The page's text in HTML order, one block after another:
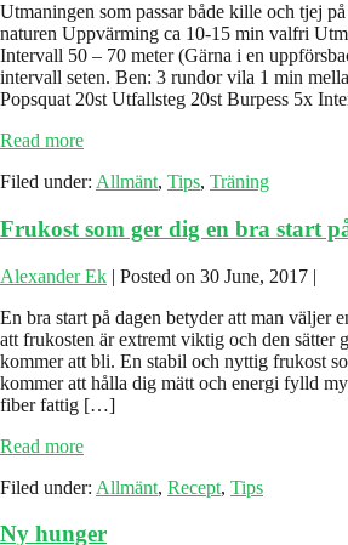
Utmaningen som passar både kille och tjej
naturen Uppvärming ca 10-15 min valfri
Intervall 50 – 70 meter (Gärna i en
intervall seten. Ben: 3 rundor vila 1 min
Popsquat 20st Utfallsteg 20st Burpess 5x
Read moreUtmaningen
Filed under: Allmänt, Tips, Träning
Frukost som ger dig en bra start
Alexander Ek | Posted on 30 June, 2017 |
En bra start på dagen betyder att man väljer
att frukosten är extremt viktig och den sätter
kommer att bli. En stabil och nyttig frukost
kommer att hålla dig mätt och energi fylld
fiber fattig […]
Read moreFrukost
ger
en
Filed under: Allmänt, Recept, Tips
Ny hunger